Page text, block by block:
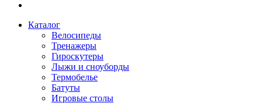
Каталог
Велосипеды
Тренажеры
Гироскутеры
Лыжи и сноуборды
Термобелье
Батуты
Игровые столы